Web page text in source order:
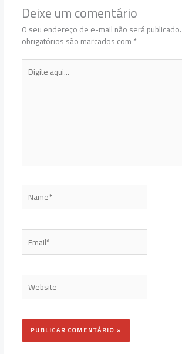
Deixe um comentário
O seu endereço de e-mail não será publicado.
obrigatórios são marcados com*
Digite
aqui...
Name*
Email*
Website